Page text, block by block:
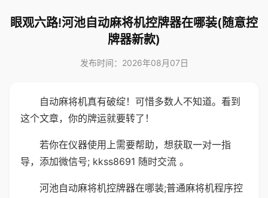
眼观六路!河池自动麻将机控牌器在哪装(随意控
牌器新款)
发布时间：2026年08月07日
自动麻将机真有破绽！可惜多数人不知道。看到
这个文章，你的牌运就要转了！
若你在仪器使用上需要帮助，想获取一对一指
导，添加微信号; kkss8691 随时交流 。
河池自动麻将机控牌器在哪装;普通麻将机程序控